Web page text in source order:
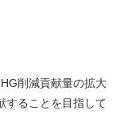
削減貢献量の拡大
することを目指して